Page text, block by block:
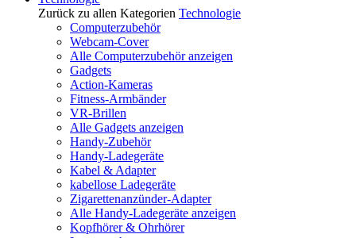
Zurück zu allen Kategorien Technologie
Computerzubehör
Webcam-Cover
Alle Computerzubehör anzeigen
Gadgets
Action-Kameras
Fitness-Armbänder
VR-Brillen
Alle Gadgets anzeigen
Handy-Zubehör
Handy-Ladegeräte
Kabel & Adapter
kabellose Ladegeräte
Zigarettenanzünder-Adapter
Alle Handy-Ladegeräte anzeigen
Kopfhörer & Ohrhörer